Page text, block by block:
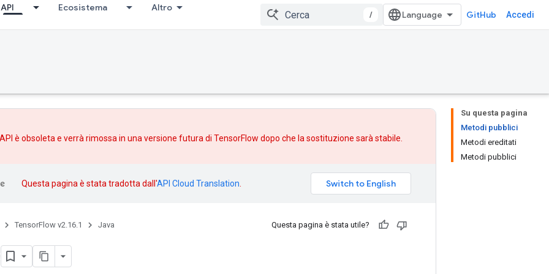
API Ecosistema Altro
/ GitHub Accedi
Su questa pagina
Metodi pubblici
Metodi ereditati
Metodi pubblici
è obsoleta e verrà rimossa in una versione futura di TensorFlow dopo che la sostituzione sarà stabile.
Questa pagina è stata tradotta dall'API Cloud Translation
TensorFlow v2.16.1 Java Questa pagina è stata utile?